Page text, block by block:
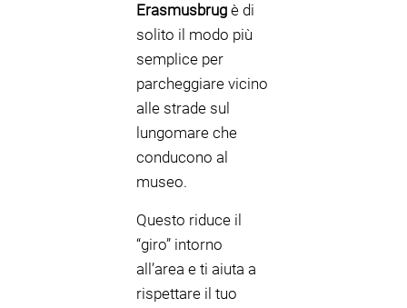
Erasmusbrug è di
solito il modo più
semplice per
parcheggiare vicino
alle strade sul
lungomare che
conducono al
museo.
Questo riduce il
“giro” intorno
all’area e ti aiuta a
rispettare il tuo